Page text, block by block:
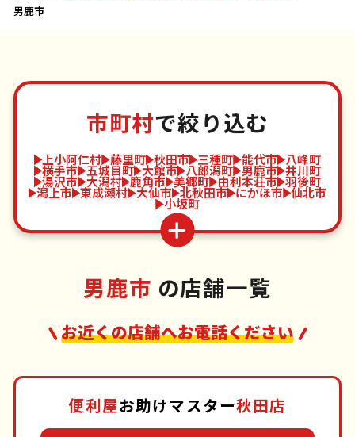
男鹿市
市町村で絞り込む
上小阿仁村 藤里町 秋田市 三種町 能代市 八峰町
横手市 五城目町 大館市 八郎潟町 男鹿市 井川町
湯沢市 大潟村 鹿角市 美郷町 由利本荘市 羽後町
潟上市 東成瀬村 大仙市 北秋田市 にかほ市 仙北市
小坂町
男鹿市 の店舗一覧
お近くの店舗へお電話ください
便利屋お助けマスター秋田店